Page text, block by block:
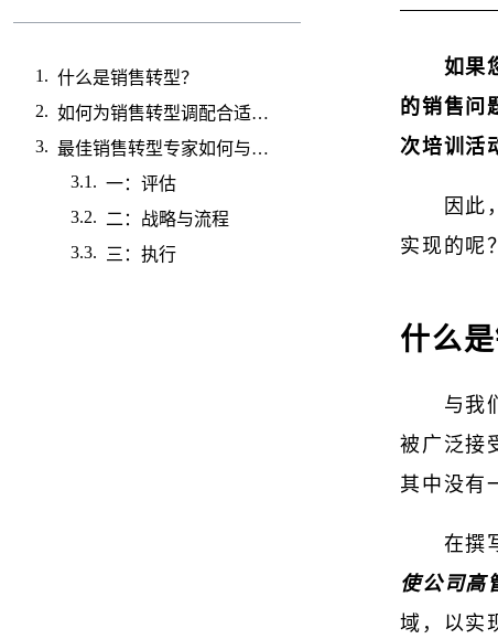
什么是销售转型？
如何为销售转型调配合适的资源
最佳销售转型专家如何与技术协同工作
一：评估
二：战略与流程
三：执行
如果
的销售问
次培训活
因此
实现的呢？
什么是
与我
被广泛接
其中没有
在撰
使公司高
域，以实